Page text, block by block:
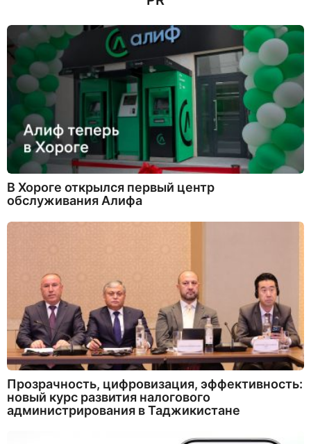
В Хороге открылся первый центр
обслуживания Алифа
Прозрачность, цифровизация, эффективность:
новый курс развития налогового
администрирования в Таджикистане